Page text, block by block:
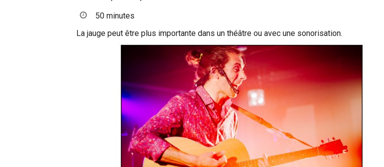
50 minutes
La jauge peut être plus importante dans un théâtre ou avec une sonorisation.